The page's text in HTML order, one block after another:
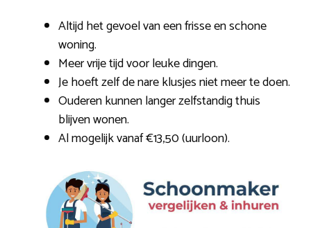
Altijd het gevoel van een frisse en schone
woning.
Meer vrije tijd voor leuke dingen.
Je hoeft zelf de nare klusjes niet meer te doen.
Ouderen kunnen langer zelfstandig thuis
blijven wonen.
Al mogelijk vanaf €13,50 (uurloon).